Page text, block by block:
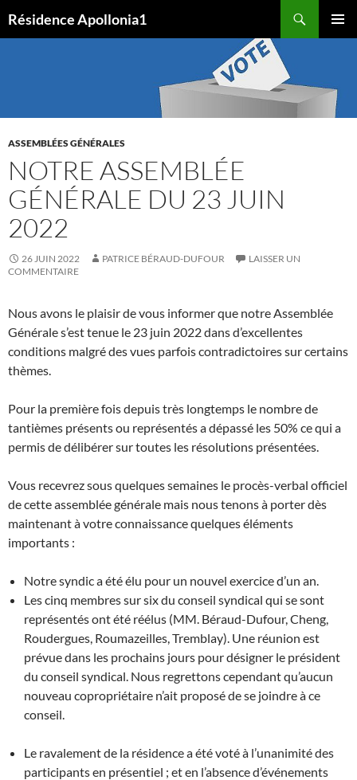
auRésidence Apollonia1
ASSEMBLÉES GÉNÉRALES
NOTRE ASSEMBLÉE
GÉNÉRALE DU 23 JUIN
2022
26 JUIN 2022 PATRICE BÉRAUD-DUFOUR
LAISSER UN
COMMENTAIRE
Nous avons le plaisir de vous informer que notre Assemblée
Générale s’est tenue le 23 juin 2022 dans d’excellentes
conditions malgré des vues parfois contradictoires sur certains
thèmes.
Pour la première fois depuis très longtemps le nombre de
tantièmes présents ou représentés a dépassé les 50% ce qui a
permis de délibérer sur toutes les résolutions présentées.
Vous recevrez sous quelques semaines le procès-verbal officiel
de cette assemblée générale mais nous tenons à porter dès
maintenant à votre connaissance quelques éléments
importants :
Notre syndic a été élu pour un nouvel exercice d’un an.
Les cinq membres sur six du conseil syndical qui se sont
représentés ont été réélus (MM. Béraud-Dufour, Cheng,
Roudergues, Roumazeilles, Tremblay). Une réunion est
prévue dans les prochains jours pour désigner le président
du conseil syndical. Nous regrettons cependant qu’aucun
nouveau copropriétaire n’ait proposé de se joindre à ce
conseil.
Le ravalement de la résidence a été voté à l’unanimité des
participants en présentiel ; et en l’absence d’événements